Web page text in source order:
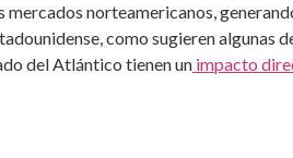
norteamericanos,
como sugieren algunas
del Atlántico tienen un impacto